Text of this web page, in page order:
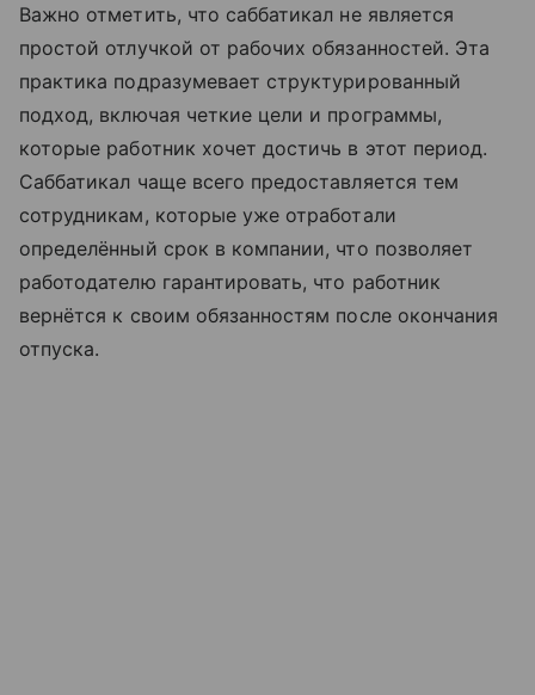
Важно отметить, что саббатикал не является
простой отлучкой от рабочих обязанностей. Эта
практика подразумевает структурированный
подход, включая четкие цели и программы,
которые работник хочет достичь в этот период.
Саббатикал чаще всего предоставляется тем
сотрудникам, которые уже отработали
определённый срок в компании, что позволяет
работодателю гарантировать, что работник
вернётся к своим обязанностям после окончания
отпуска.